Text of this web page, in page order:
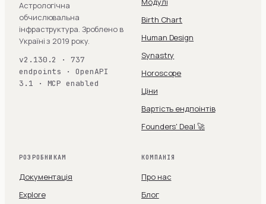
Астрологічна
обчислювальна
інфраструктура. Зроблено в
Україні з 2019 року.
v2.130.2 · 737
endpoints · OpenAPI
3.1 · MCP enabled
Birth Chart
Human Design
Synastry
Horoscope
Ціни
Вартість ендпоінтів
Founders' Deal 🚀
РОЗРОБНИКАМ
Документація
Explore
КОМПАНІЯ
Про нас
Блог